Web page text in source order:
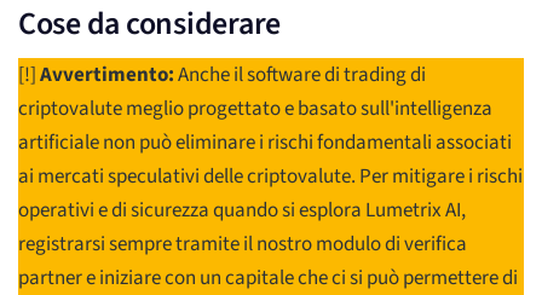
Cose da considerare
[!]Avvertimento:Anche il software di trading di
criptovalute meglio progettato e basato sull'intelligenza
artificiale non può eliminare i rischi fondamentali associati
ai mercati speculativi delle criptovalute. Per mitigare i rischi
operativi e di sicurezza quando si esplora Lumetrix AI,
registrarsi sempre tramite il nostro modulo di verifica
partner e iniziare con un capitale che ci si può permettere di